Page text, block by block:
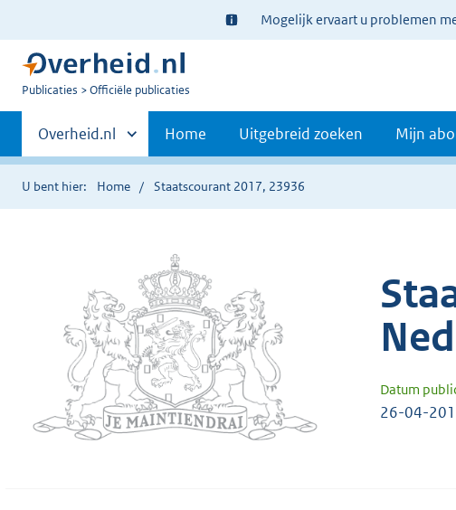
Ter
informatie:
Mogelijk ervaart u problemen
U
Publicaties Officiële publicaties
Primaire
navigatie
Andere
sites
binnen
Overheid.nl Home Uitgebreid zoeken Mijn
U bent hier: Home Staatscourant 2017, 23936
Datum
26-04-